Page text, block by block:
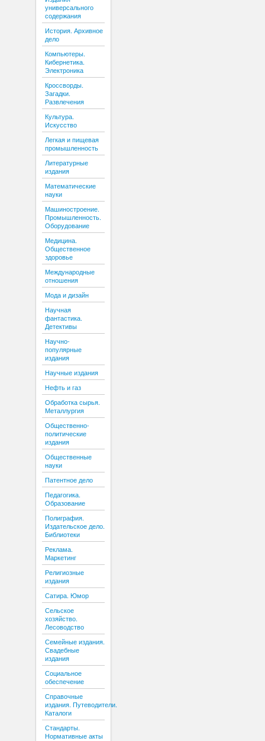
универсального
содержания
История. Архивное
дело
Компьютеры.
Кибернетика.
Электроника
Кроссворды.
Загадки.
Развлечения
Культура.
Искусство
Легкая и пищевая
промышленность
Литературные
издания
Математические
науки
Машиностроение.
Промышленность.
Оборудование
Медицина.
Общественное
здоровье
Международные
отношения
Мода и дизайн
Научная
фантастика.
Детективы
Научно-
популярные
издания
Научные издания
Нефть и газ
Обработка сырья.
Металлургия
Общественно-
политические
издания
Общественные
науки
Патентное дело
Педагогика.
Образование
Полиграфия.
Издательское дело.
Библиотеки
Реклама.
Маркетинг
Религиозные
издания
Сатира. Юмор
Сельское
хозяйство.
Лесоводство
Семейные издания.
Свадебные
издания
Социальное
обеспечение
Справочные
издания. Путеводители.
Каталоги
Стандарты.
Нормативные акты